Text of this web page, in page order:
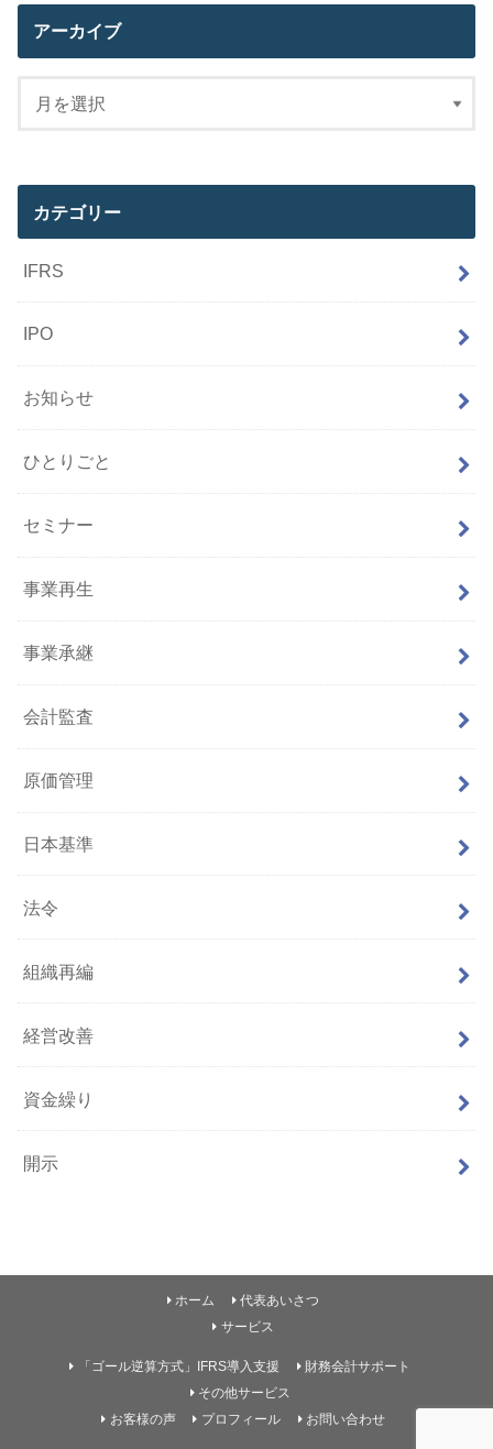
アーカイブ
カテゴリー
IFRS
IPO
お知らせ
ひとりごと
セミナー
事業再生
事業承継
会計監査
原価管理
日本基準
法令
組織再編
経営改善
資金繰り
開示
ホーム
代表あいさつ
サービス
「ゴール逆算方式」IFRS導入支援
財務会計サポート
その他サービス
お客様の声
プロフィール お問い合わせ